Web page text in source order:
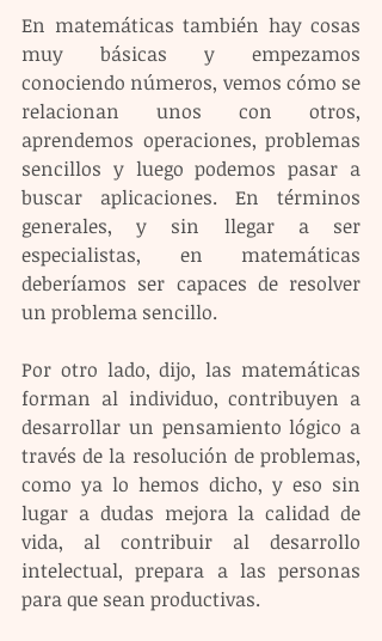
En matemáticas también hay cosas
muy básicas y empezamos
conociendo números, vemos cómo se
relacionan unos con otros,
aprendemos operaciones, problemas
sencillos y luego podemos pasar a
buscar aplicaciones. En términos
generales, y sin llegar a ser
especialistas, en matemáticas
deberíamos ser capaces de resolver
un problema sencillo.
Por otro lado, dijo, las matemáticas
forman al individuo, contribuyen a
desarrollar un pensamiento lógico a
través de la resolución de problemas,
como ya lo hemos dicho, y eso sin
lugar a dudas mejora la calidad de
vida, al contribuir al desarrollo
intelectual, prepara a las personas
para que sean productivas.